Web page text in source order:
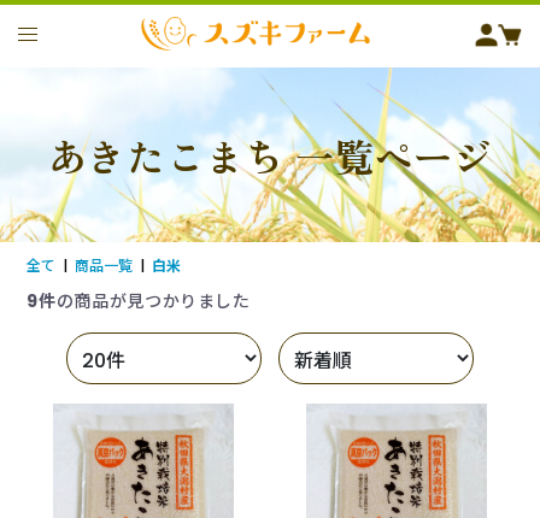
あきたこまち 一覧ページ
全て | 商品一覧 | 白米
9件の商品が見つかりました